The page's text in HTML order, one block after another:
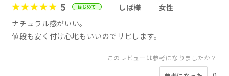
5 しば様
女性
ナチュラル感がいい。
値段も安く付け心地もいいのでリピします。
このレビューは参考になりましたか？